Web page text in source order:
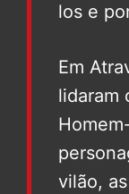
los e
Em
lidaram
vilão,